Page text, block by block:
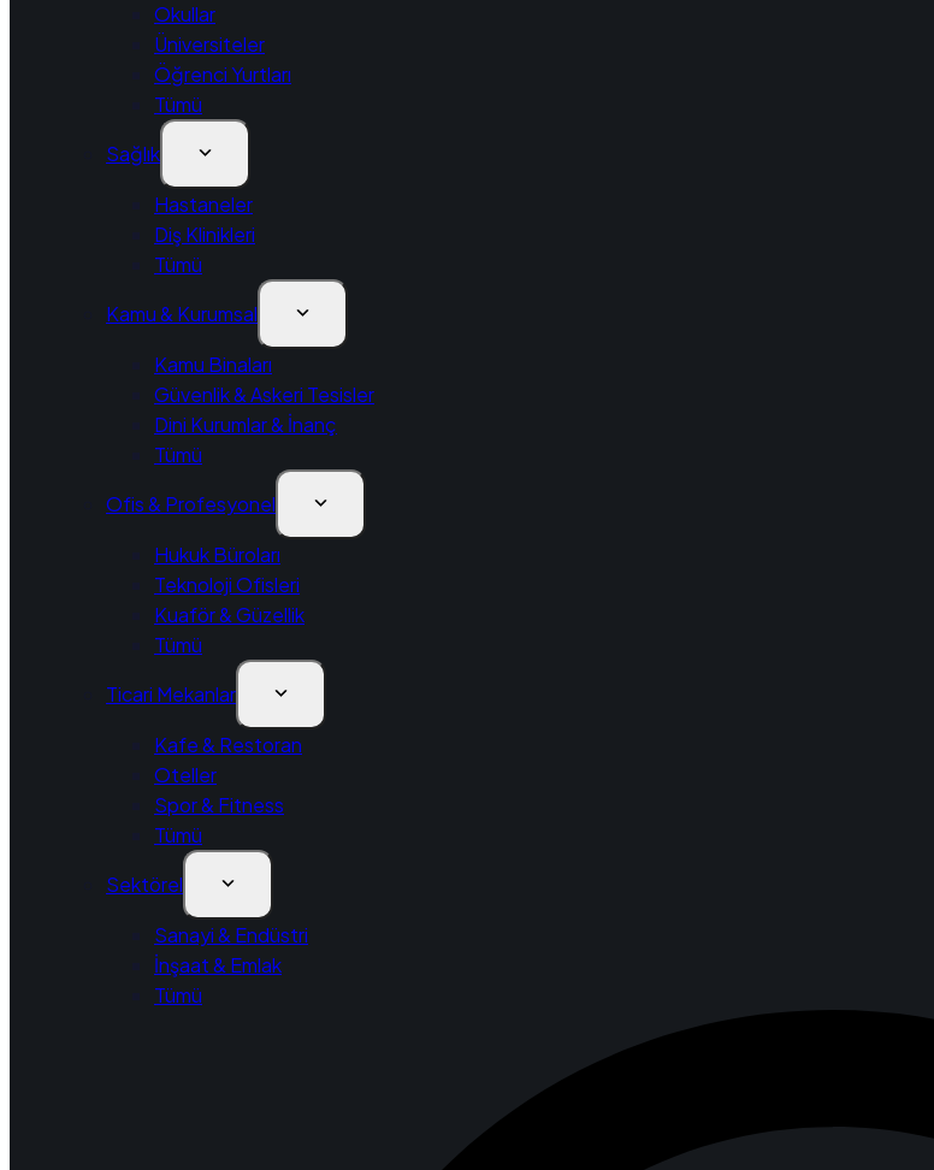
Okullar
Üniversiteler
Öğrenci Yurtları
Tümü
Sağlık
Hastaneler
Diş Klinikleri
Tümü
Kamu & Kurumsal
Kamu Binaları
Güvenlik & Askeri Tesisler
Dini Kurumlar & İnanç
Tümü
Ofis & Profesyonel
Hukuk Büroları
Teknoloji Ofisleri
Kuaför & Güzellik
Tümü
Ticari Mekanlar
Kafe & Restoran
Oteller
Spor & Fitness
Tümü
Sektörel
Sanayi & Endüstri
İnşaat & Emlak
Tümü